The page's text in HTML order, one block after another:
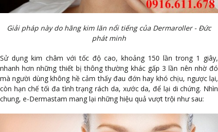
Giải pháp này do hãng kim lăn nổi tiếng của Dermaroller - Đức
phát minh
Sử dụng kim châm với tốc độ cao, khoảng 150 lần trong 1 giây,
nhanh hơn những thiết bị thông thường khác gấp 3 lần nên nhờ đó
mà người dùng không hề cảm thấy đau đớn hay khó chịu, ngược lại,
còn hạn chế tối đa tình trạng rách da, xước da, để lại di chứng. Nhìn
chung, e-Dermastam mang lại những hiệu quả vượt trội như sau: